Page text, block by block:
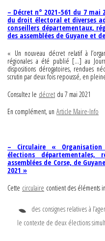
– Décret n° 2021-561 du 7
du droit électoral et diverses
conseillers départementaux,
des assemblées de Guyane et
« Un nouveau décret relatif à
régionales a été publié […] au
dispositions dérogatoires, rendues
scrutin par deux fois repoussé, en
Consultez le décret du 7 mai 2021
En complément, un Article Maire-Info
– Circulaire «
élections
assemblées de Corse, de
2021 »
Cette circulaire contient des éléments
des consignes relatives à
le contexte de deux élections